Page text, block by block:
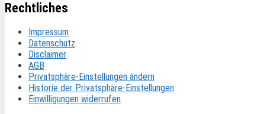
Rechtliches
Impressum
Datenschutz
Disclaimer
AGB
Privatsphäre-Einstellungen ändern
Historie der Privatsphäre-Einstellungen
Einwilligungen widerrufen